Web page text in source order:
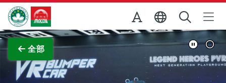
跳至主内容
澳门特别行政区政府旅游局
全部
查看原图